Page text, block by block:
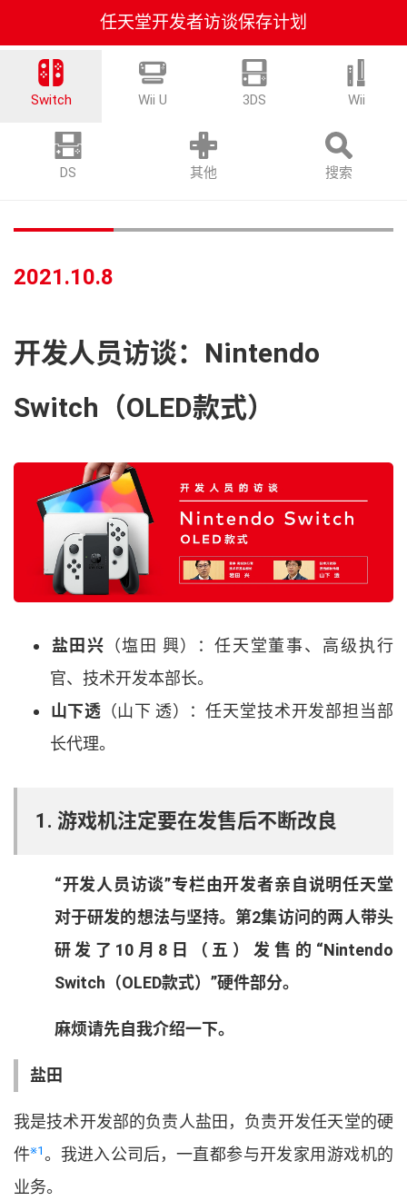
任天堂开发者访谈保存计划
Switch Wii U 3DS Wii
DS 其他 搜索
2021.10.8
开发人员访谈： Nintendo
Switch （OLED款式）
盐田兴 （塩田 興） ： 任天堂董事、 高级执行
官、 技术开发本部长。
山下透 （山下 透） ： 任天堂技术开发部担当部
长代理。
1. 游戏机注定要在发售后不断改良
“开发人员访谈”专栏由开发者亲自说明任天堂
对于研发的想法与坚持。 第2集访问的两人带头
研发了 10 月 8 日 （ 五 ） 发售的 “Nintendo
Switch （OLED款式） ”硬件部分。
麻烦请先自我介绍一下。
盐田
我是技术开发部的负责人盐田 ， 负责开发任天堂的硬
件※1。 我进入公司后， 一直都参与开发家用游戏机的
业务。